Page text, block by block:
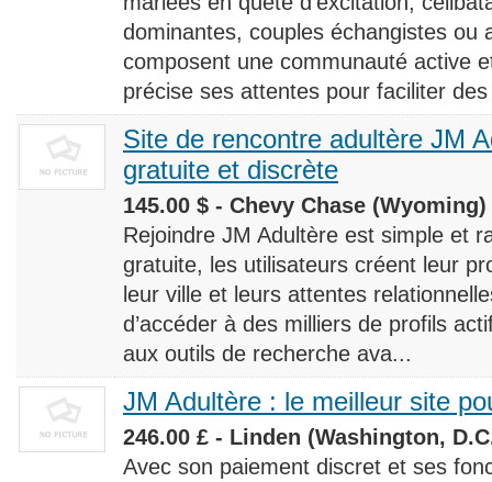
dominantes, couples échangistes ou
composent une communauté active
précise ses attentes pour faciliter
Site de rencontre adultère JM
gratuite et discrète
145.00 $ - Chevy Chase (Wyoming)
Rejoindre JM Adultère est simple et
gratuite, les utilisateurs créent leur
leur ville et leurs attentes
d’accéder à des milliers de profils
aux outils de recherche ava...
JM Adultère : le meilleur site
246.00 £ - Linden (Washington,
Avec son paiement discret et ses